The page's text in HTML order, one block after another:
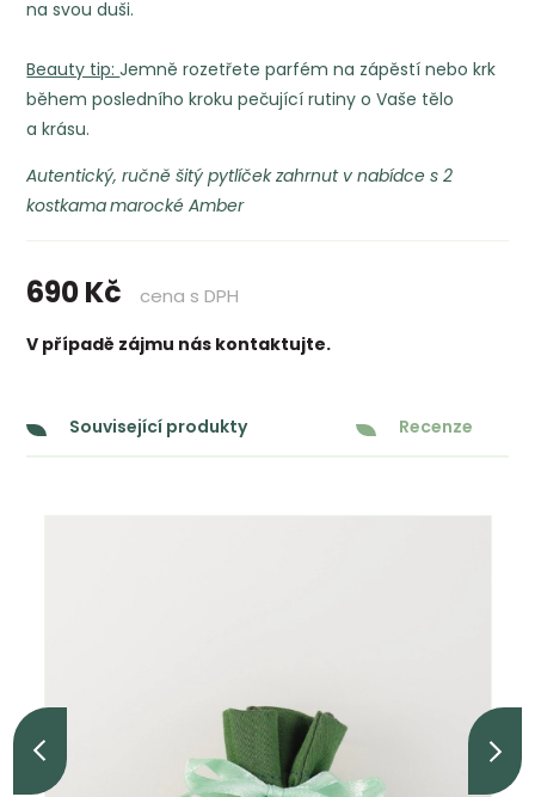
na svou duši.
Beauty tip:Jemně rozetřete parfém na zápěstí nebo krk
během posledního kroku pečující rutiny o Vaše tělo
a krásu.
Autentický, ručně šitý pytlíček zahrnut v nabídce s 2
kostkama marocké Amber
690 Kč cena s DPH
V případě zájmu nás kontaktujte.
Související produkty Recenze